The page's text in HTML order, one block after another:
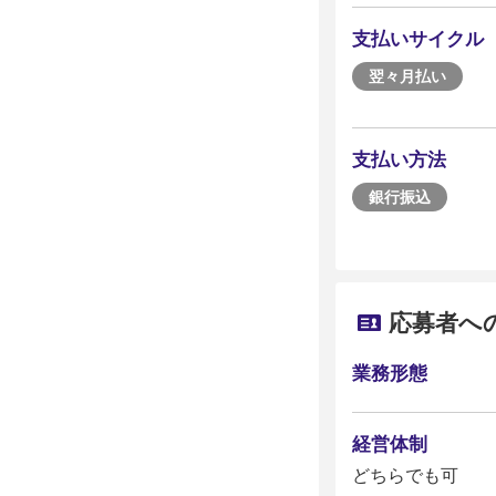
支払いサイクル
翌々月払い
支払い方法
銀行振込
応募者へ
業務形態
経営体制
どちらでも可